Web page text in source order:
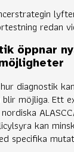
redan
öppnar
diagnostik
blir möjliga. Ett
kan
specifika